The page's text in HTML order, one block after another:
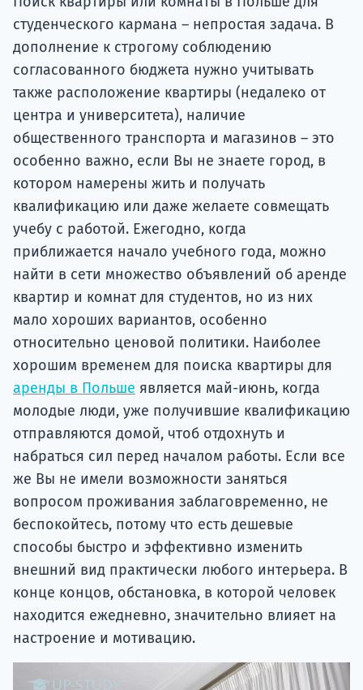
студенческого кармана – непростая задача. В
дополнение к строгому соблюдению
согласованного бюджета нужно учитывать
также расположение квартиры (недалеко от
центра и университета), наличие
общественного транспорта и магазинов – это
особенно важно, если Вы не знаете город, в
котором намерены жить и получать
квалификацию или даже желаете совмещать
учебу с работой. Ежегодно, когда
приближается начало учебного года, можно
найти в сети множество объявлений об аренде
квартир и комнат для студентов, но из них
мало хороших вариантов, особенно
относительно ценовой политики. Наиболее
хорошим временем для поиска квартиры для
аренды в Польше является май-июнь, когда
молодые люди, уже получившие квалификацию
отправляются домой, чтоб отдохнуть и
набраться сил перед началом работы. Если все
же Вы не имели возможности заняться
вопросом проживания заблаговременно, не
беспокойтесь, потому что есть дешевые
способы быстро и эффективно изменить
внешний вид практически любого интерьера. В
конце концов, обстановка, в которой человек
находится ежедневно, значительно влияет на
настроение и мотивацию.